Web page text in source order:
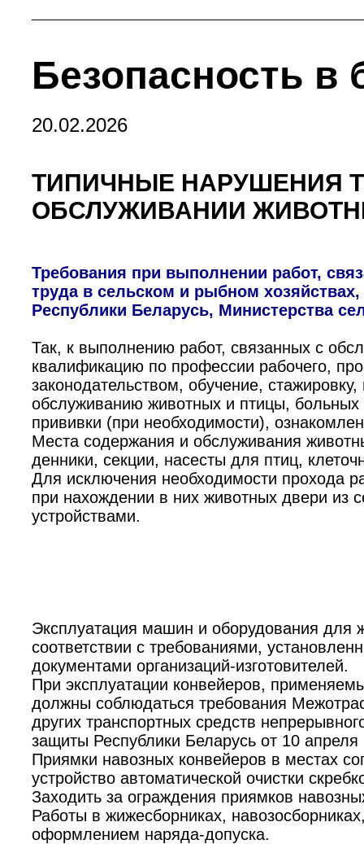
Безопасность в
20.02.2026
ТИПИЧНЫЕ НАРУШЕНИЯ
ОБСЛУЖИВАНИИ
Требования при выполнении работ,
труда в сельском и рыбном
Республики Беларусь, Министерства
Так, к выполнению работ, связанных с
квалификацию по профессии рабочего,
законодательством, обучение,
обслуживанию животных и птицы,
прививки (при необходимости),
Места содержания и обслуживания
денники, секции, насесты для птиц,
Для исключения необходимости прохода
при нахождении в них животных двери из
устройствами.
Эксплуатация машин и оборудования для
соответствии с требованиями,
документами организаций-изготовителей.
При эксплуатации конвейеров,
должны соблюдаться требования
других транспортных средств
защиты Республики Беларусь от 10
Приямки навозных конвейеров в местах
устройство автоматической очистки
Заходить за ограждения приямков
Работы в жижесборниках,
оформлением наряда-допуска.